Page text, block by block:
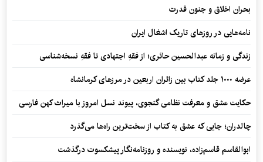
بحران اخلاق و جنون قدرت
نامه‌هایی در روزهای تاریک اشغال ایران
زندگی و زمانه عبدالحسین حائری؛ از فقهِ اجتهادی تا فقهِ نسخه‌شناسی
عرضه ۱۰۰۰ جلد کتاب بین زائران اربعین در مرزهای کرمانشاه
حکایت عشق و معرفت نظامی گنجوی، پیوند نسل امروز با میراث کهن فارسی
چالدران؛ جایی که عشق به کتاب از سخت‌ترین راه‌ها می‌گذرد
ابوالقاسم قاسم‌زاده، نویسنده و روزنامه‌نگار پیشکسوت درگذشت